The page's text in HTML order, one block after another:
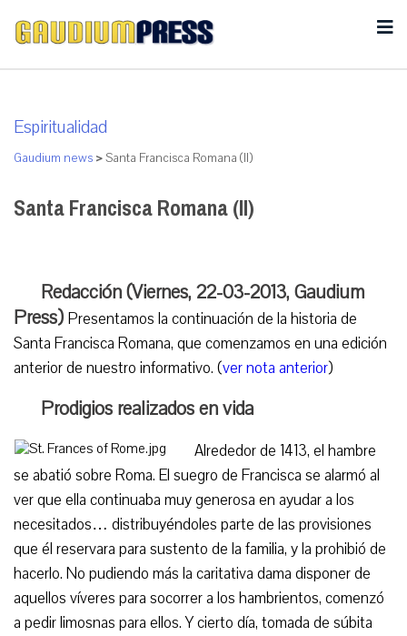
Espiritualidad
Gaudium news >Santa Francisca Romana (II)
Santa Francisca Romana (II)
Redacción (Viernes, 22-03-2013, Gaudium
Press) Presentamos la continuación de la historia de
Santa Francisca Romana, que comenzamos en una edición
anterior de nuestro informativo. (ver nota anterior)
Prodigios realizados en vida
Alrededor de 1413, el hambre
se abatió sobre Roma. El suegro de Francisca se alarmó al
ver que ella continuaba muy generosa en ayudar a los
necesitados… distribuyéndoles parte de las provisiones
que él reservara para sustento de la familia, y la prohibió de
hacerlo. No pudiendo más la caritativa dama disponer de
aquellos víveres para socorrer a los hambrientos, comenzó
a pedir limosnas para ellos. Y cierto día, tomada de súbita